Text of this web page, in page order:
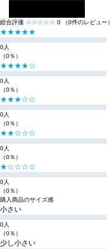
総合評価 ☆☆☆☆☆ 0 （0件のレビュー）
★★★★★
0人
（0％）
★★★★☆
0人
（0％）
★★★☆☆
0人
（0％）
★★☆☆☆
0人
（0％）
★☆☆☆☆
0人
（0％）
購入商品のサイズ感
小さい
0人
（0％）
少し小さい